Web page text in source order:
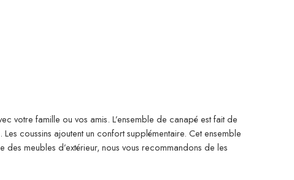
votre famille ou vos amis. L’ensemble de canapé est fait de
coussins ajoutent un confort supplémentaire. Cet ensemble
meubles d’extérieur, nous vous recommandons de les